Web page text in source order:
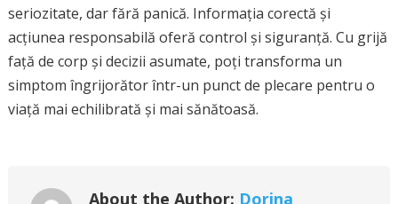
seriozitate, dar fără panică. Informația corectă și
acțiunea responsabilă oferă control și siguranță. Cu grijă
față de corp și decizii asumate, poți transforma un
simptom îngrijorător într-un punct de plecare pentru o
viață mai echilibrată și mai sănătoasă.
About the Author: Dorina